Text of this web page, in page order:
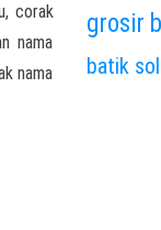
corak
nama
nama
grosir
batik